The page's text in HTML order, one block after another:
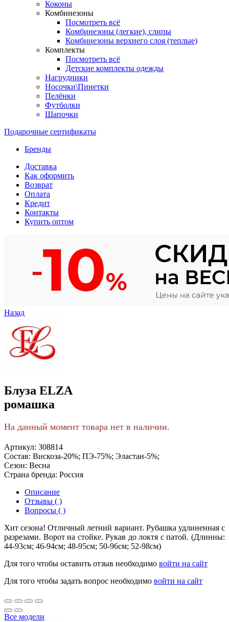
Коконы
Комбинезоны
Посмотреть всё
Комбинезоны (легкие), слипы
Комбинезоны верхнего слоя (теплые)
Комплекты
Посмотреть всё
Детские комплекты одежды
Нагрудники
Носочки\Пинетки
Пелёнки
Футболки
Шапочки
Подарочные сертификаты
Бренды
Доставка
Как оформить
Возврат
Оплата
Кредит
Контакты
Купить оптом
Назад
Блуза ELZA
ромашка
На данный момент товара нет в наличии.
Артикул: 308814
Состав: Вискоза-20%; ПЭ-75%; Эластан-5%;
Сезон: Весна
Страна бренда: Россия
Описание
Отзывы ( )
Вопросы ( )
Хит сезона! Отличный летний вариант. Рубашка удлиненная с
разрезами. Ворот на стойке. Рукав до локтя с патой. (Длинны:
44-93см; 46-94см; 48-95см; 50-96см; 52-98см)
Для того чтобы оставить отзыв необходимо войти на сайт
Для того чтобы задать вопрос необходимо войти на сайт
Все модели